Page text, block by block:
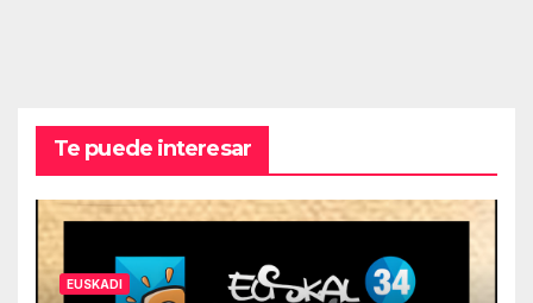
Te puede interesar
EUSKADI